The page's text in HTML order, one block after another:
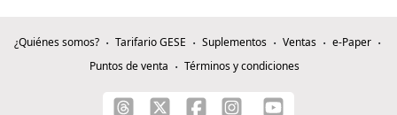
¿Quiénes somos? Tarifario GESE Suplementos Ventas
e-Paper
Puntos de venta
Términos y condiciones